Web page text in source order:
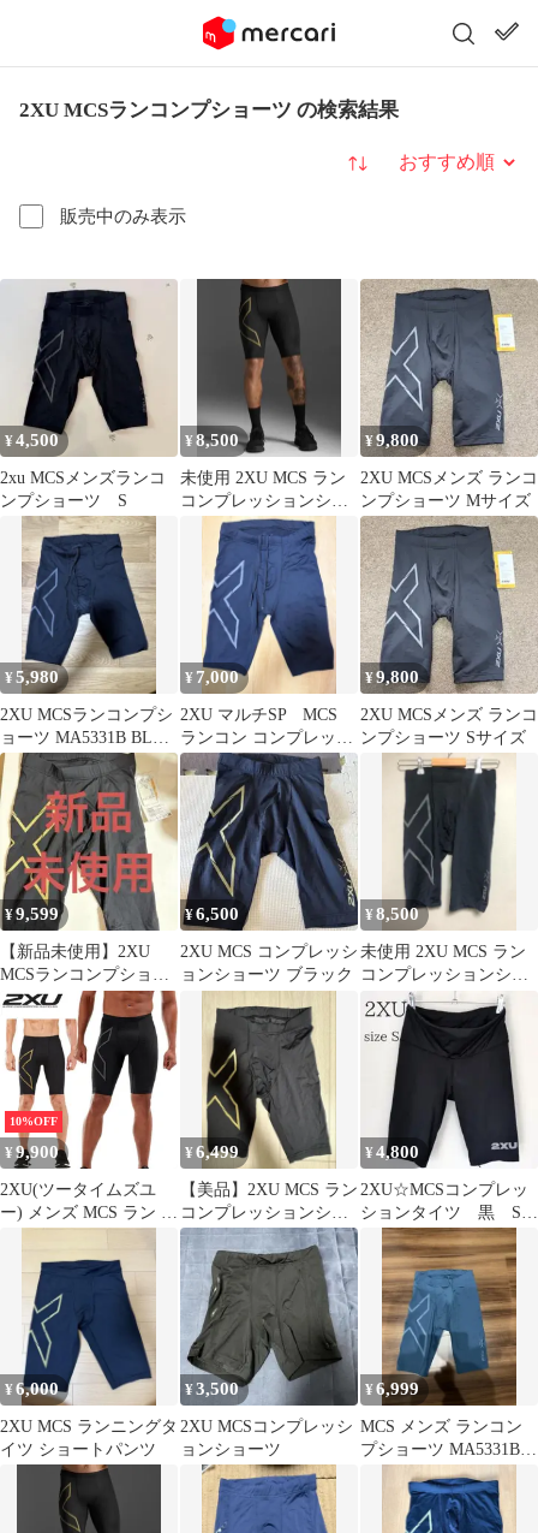
2XU MCSランコンプショーツ の検索結果
販売中のみ表示
並び替え
¥4,500
2xu MCSメンズランコ
ンプショーツ S
¥8,500
未使用 2XU MCS ラン
コンプレッションショ
ーツ メンズ 金 M
¥9,800
2XU MCSメンズ ランコ
ンプショーツ Mサイズ
¥5,980
2XU MCSランコンプシ
ョーツ MA5331B BLK
Sサイズ
¥ 7,000
2XU マルチSP MCS
ランコン コンプレッシ
ョン ショーツ 24FW
¥9,800
2XU MCSメンズ ランコ
ンプショーツ Sサイズ
¥9,599
【新品未使用】2XU
MCSランコンプショー
ト G3 SSサイズ
¥6,500
2XU MCS コンプレッシ
ョンショーツ ブラック
¥8,500
未使用 2XU MCS ラン
コンプレッションショ
ーツ メンズ 黒 M
10%OFF
¥ 9,900
2XU(ツータイムズユ
ー) メンズ MCS ラン コ
MA5331B(20y10mラン
ニング)(320889987)
¥6,499
【美品】2XU MCS ラン
コンプレッションショ
ーツ メンズXS ブラッ
ク 金
¥4,800
2XU☆MCSコンプレッ
ションタイツ 黒 S
ランニング ウィメン
ズ ​着圧
¥6,000
2XU MCS ランニングタ
イツ ショートパンツ
¥3,500
2XU MCSコンプレッシ
ョンショーツ
¥6,999
MCS メンズ ランコン
プショーツ MA5331B
美品Lサイズ